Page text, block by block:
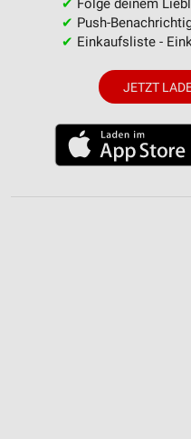
✔ Folge deinem
✔ Push-
✔ Einkaufsliste -
JETZT